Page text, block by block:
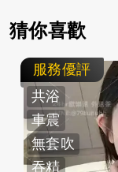
猜你喜歡
服務優評
共浴
車震
無套吹
吞精